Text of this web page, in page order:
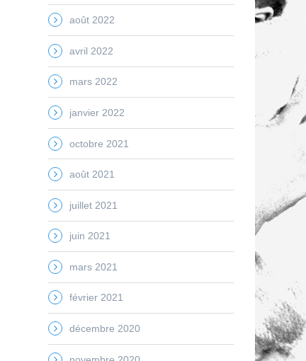
août 2022
avril 2022
mars 2022
janvier 2022
octobre 2021
août 2021
juillet 2021
juin 2021
mars 2021
février 2021
décembre 2020